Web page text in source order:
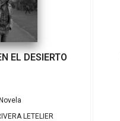
EL DESIERTO
LETELIER